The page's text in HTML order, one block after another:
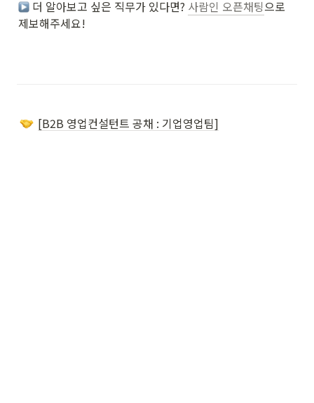
더 알아보고 싶은 직무가 있다면? 사람인 오픈채팅으로
제보해주세요!
[B2B 영업컨설턴트 공채 : 기업영업팀]